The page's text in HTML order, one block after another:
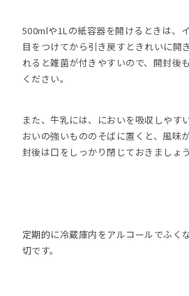
500mlや1Lの紙容器を開けるときは、
目をつけてから引き戻すときれいに開
れると雑菌が付きやすいので、開封後
ください。
また、牛乳には、においを吸収しやす
おいの強いもののそばに置くと、風味
封後は口をしっかり閉じておきましょう
定期的に冷蔵庫内をアルコールでふく
切です。